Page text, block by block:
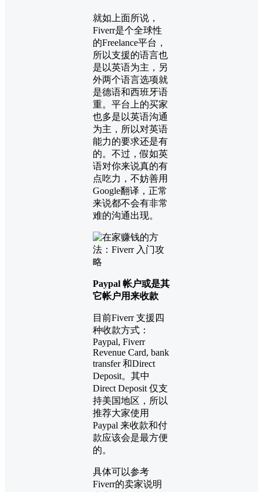
就如上面所说，
Fiverr是个全球性
的Freelance平台，
所以支援的语言也
是以英语为主，另
外两个语言选项就
是德语和西班牙语
重。平台上的买家
也多是以英语沟通
为主，所以对英语
能力的要求还是有
的。不过，假如英
语对你来说真的有
点吃力，不妨善用
Google翻译，正常
来说都不会有非常
难的沟通出现。
Paypal 帐户或是其
它帐户用来收款
目前Fiverr 支援四
种收款方式：
Paypal, Fiverr
Revenue Card, bank
transfer 和Direct
Deposit。其中
Direct Deposit 仅支
持美国地区，所以
推荐大家使用
Paypal 来收款和付
款应该会是最方便
的。
具体可以参考
Fiverr的卖家说明